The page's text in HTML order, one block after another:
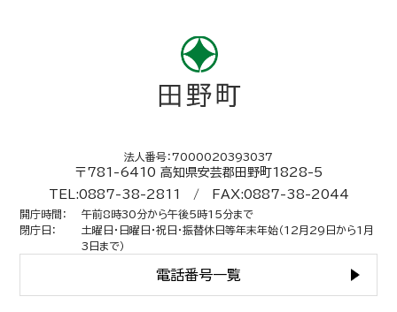
法人番号：7000020393037
〒781-6410 高知県安芸郡田野町1828-5
TEL:0887-38-2811 / FAX:0887-38-2044
開庁時間 ：
午前8時30分から午後5時15分まで
閉庁日 ：
土曜日・日曜日・祝日・振替休日等年末年始（12月29日から1月
3日まで）
電話番号一覧